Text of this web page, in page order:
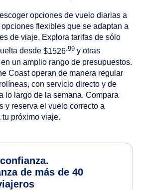
opciones de vuelo diarias a
flexibles que se adaptan a
de viaje. Explora tarifas de sólo
desde $1526 .99 y otras
un amplio rango de presupuestos.
Coast operan de manera regular
con servicio directo y de
lo largo de la semana. Compara
y reserva el vuelo correcto a
próximo viaje.
de más de 40